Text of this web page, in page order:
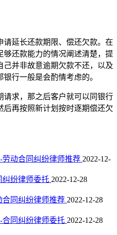
请延长还款期限、偿还欠款。在
还款能力的情况阐述清楚，提
并非故意逾期欠款不还，以及
行一般是会酌情考虑的。
请求，那之后客户就可以同银行
后再按照新计划按时逐期偿还欠
动合同纠纷律师推荐 2022-12-
纠纷律师委托 2022-12-28
同纠纷律师推荐 2022-12-28
同纠纷律师委托 2022-12-28